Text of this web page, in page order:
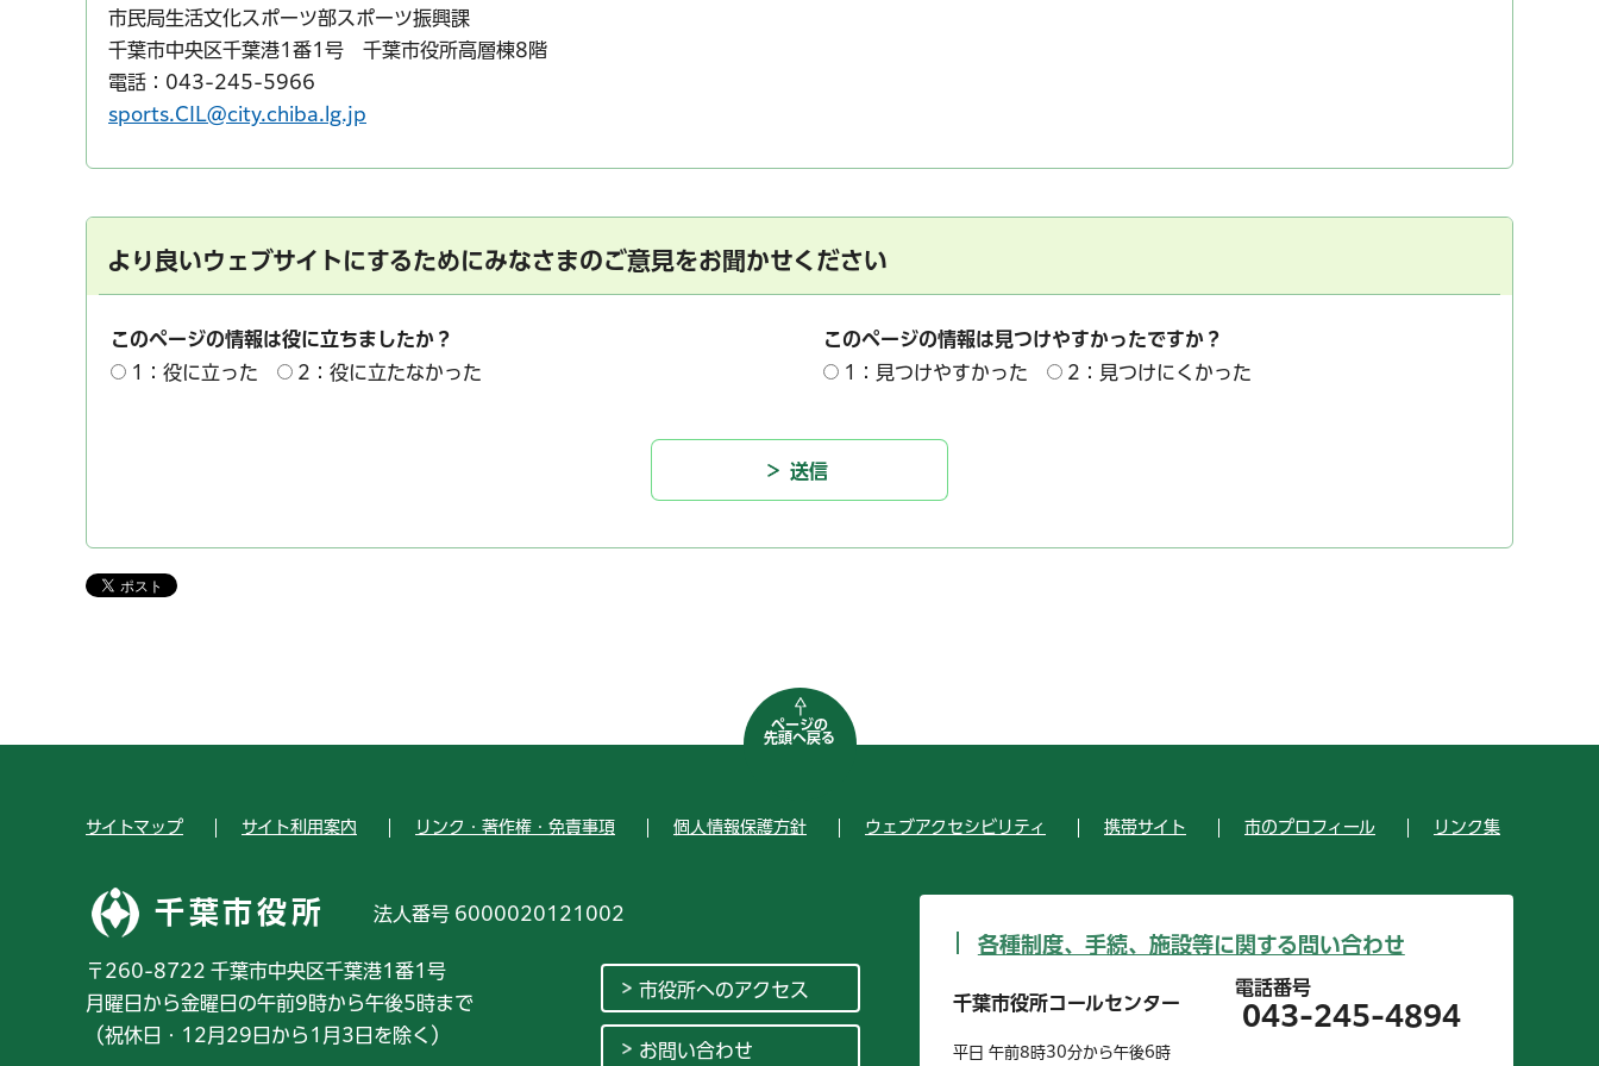
市民局生活文化スポーツ部スポーツ振興課
千葉市中央区千葉港1番1号 千葉市役所高層棟8階
電話：043-245-5966
sports.CIL@city.chiba.lg.jp
より良いウェブサイトにするためにみなさまのご意見をお聞かせください
このページの情報は役に立ちましたか？
1：役に立った
2：役に立たなかった
このページの情報は見つけやすかったですか？
1：見つけやすかった
2：見つけにくかった
ページの
先頭へ戻る
サイトマップ サイト利用案内 リンク・著作権・免責事項 個人情報保護方針 ウェブアクセシビリティ 携帯サイト 市のプロフィール リンク集
千葉市役所 法人番号 6000020121002
〒260-8722 千葉市中央区千葉港1番1号
月曜日から金曜日の午前9時から午後5時まで
（祝休日・12月29日から1月3日を除く）
市役所へのアクセス
お問い合わせ
各種制度、手続、施設等に関する問い合わせ
千葉市役所コールセンター
電話番号
043-245-4894
平日 午前8時30分から午後6時